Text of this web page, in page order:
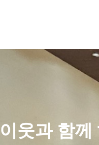
이웃과 함